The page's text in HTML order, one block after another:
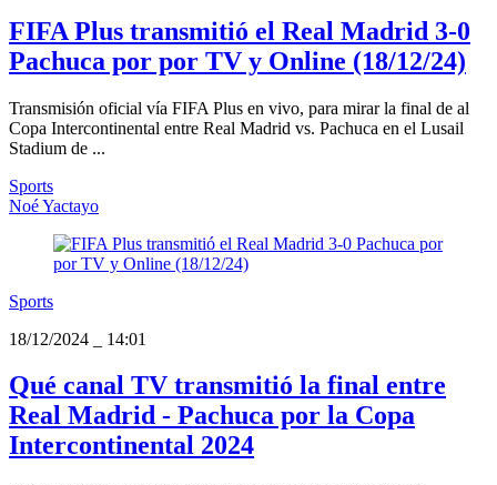
FIFA Plus transmitió el Real Madrid 3-0
Pachuca por por TV y Online (18/12/24)
Transmisión oficial vía FIFA Plus en vivo, para mirar la final de al
Copa Intercontinental entre Real Madrid vs. Pachuca en el Lusail
Stadium de ...
Sports
Noé Yactayo
Sports
18/12/2024
14:01
Qué canal TV transmitió la final entre
Real Madrid - Pachuca por la Copa
Intercontinental 2024